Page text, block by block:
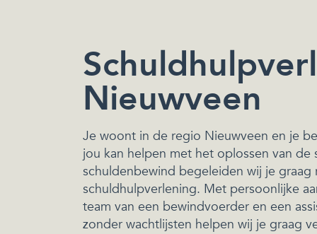
Nieuwveen
Je woont in de regio Nieuwveen en je
jou kan helpen met het oplossen van de
schuldenbewind begeleiden wij je graag
schuldhulpverlening. Met persoonlijke
team van een bewindvoerder en een
zonder wachtlijsten helpen wij je graag